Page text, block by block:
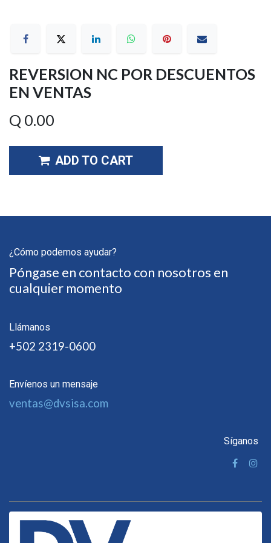
REVERSION NC POR DESCUENTOS
EN VENTAS
Q 0.00
ADD TO CART
¿Cómo podemos ayudar?
Póngase en contacto con nosotros en
cualquier momento
Llámanos
+502 2319-0600
Envíenos un mensaje
ventas@dvsisa.com
Síganos